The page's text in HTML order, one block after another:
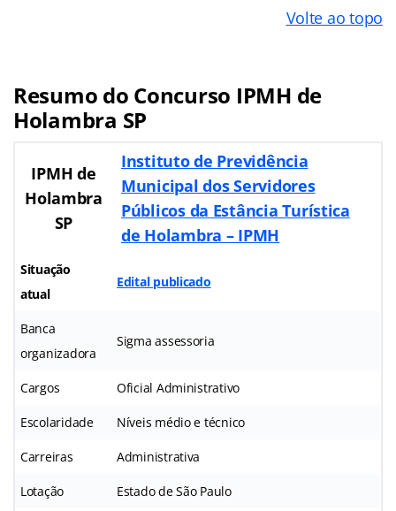
Volte ao topo
Resumo do Concurso IPMH de
Holambra SP
IPMH de
Holambra
SP
Instituto de Previdência
Municipal dos Servidores
Públicos da Estância Turística
de Holambra – IPMH
Situação
atual
Edital publicado
Banca
organizadora
Sigma assessoria
Cargos Oficial Administrativo
Escolaridade Níveis médio e técnico
Carreiras Administrativa
Lotação Estado de São Paulo